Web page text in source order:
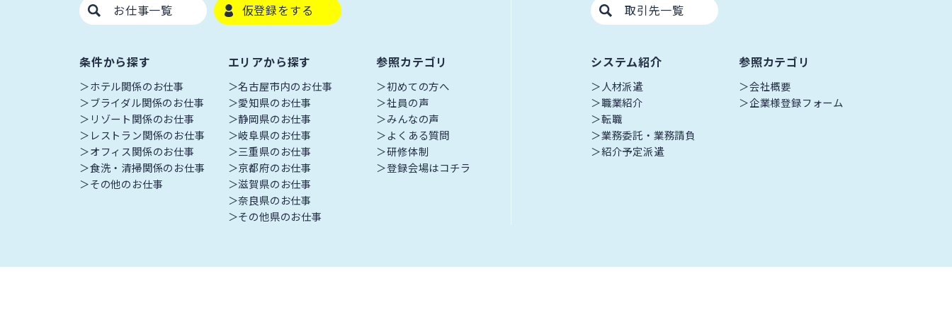
お仕事一覧 仮登録をする
条件から探す
ホテル関係のお仕事
ブライダル関係のお仕事
リゾート関係のお仕事
レストラン関係のお仕事
オフィス関係のお仕事
食洗・清掃関係のお仕事
その他のお仕事
エリアから探す
名古屋市内のお仕事
愛知県のお仕事
静岡県のお仕事
岐阜県のお仕事
三重県のお仕事
京都府のお仕事
滋賀県のお仕事
奈良県のお仕事
その他県のお仕事
参照カテゴリ
初めての方へ
社員の声
みんなの声
よくある質問
研修体制
登録会場はコチラ
取引先一覧
システム紹介
人材派遣
職業紹介
転職
業務委託・業務請負
紹介予定派遣
参照カテゴリ
会社概要
企業様登録フォーム